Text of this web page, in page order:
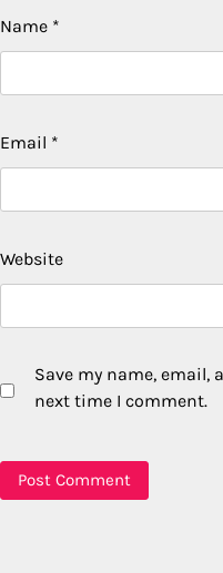
Name *
Email *
Website
Save my name, email,
next time I comment.